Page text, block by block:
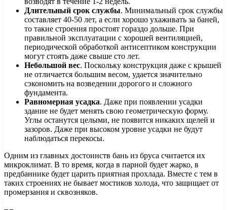
Длительный срок службы. Минимальный срок службы
составляет 40-50 лет, а если хорошо ухаживать за баней,
то такие строения простоят гораздо дольше. При
правильной эксплуатации с хорошей вентиляцией,
периодической обработкой антисептиком конструкции
могут стоять даже свыше сто лет.
Небольшой вес. Поскольку конструкция даже с крышей
не отличается большим весом, удается значительно
сэкономить на возведении дорогого и сложного
фундамента.
Равномерная усадка. Даже при появлении усадки
здание не будет менять свою геометрическую форму.
Углы останутся целыми, не появится никаких щелей и
зазоров. Даже при высоком уровне усадки не будут
наблюдаться перекосы.
Одним из главных достоинств бань из бруса считается их
микроклимат. В то время, когда в парной будет жарко, в
предбаннике будет царить приятная прохлада. Вместе с тем в
таких строениях не бывает мостиков холода, что защищает от
промерзания и сквозняков.